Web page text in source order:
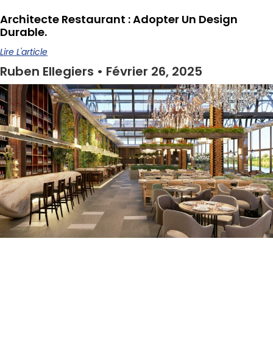
Architecte Restaurant : Adopter Un Design
Durable.
Lire L'article
Ruben Ellegiers Février 26, 2025